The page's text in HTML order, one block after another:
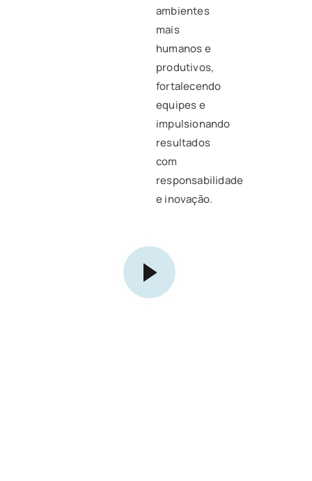
ambientes
mais
humanos e
produtivos,
fortalecendo
equipes e
impulsionando
resultados
com
responsabilidade
e inovação.